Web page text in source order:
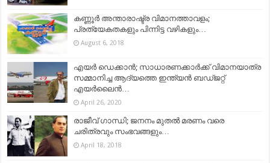
കണ്ണൂർ അന്താരാഷ്ട്ര വിമാനത്താവളം;
പ്രത്യേകതകളും പിന്നിട്ട വഴികളും…
August 6, 2018
എയർ ഡെക്കാൻ; സാധാരണക്കാർക്ക് വിമാനയാത്ര
സമ്മാനിച്ച ആദ്യത്തെ ഇന്ത്യൻ ബഡ്‌ജറ്റ്‌
എയർലൈൻ…
April 26, 2020
രാജീവ്‌ ഗാന്ധി; ജനനം മുതല്‍ മരണം വരെ
ചരിത്രവും സംഭവങ്ങളും…
April 18, 2018